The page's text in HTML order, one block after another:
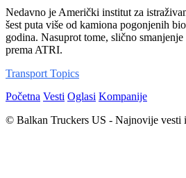
Nedavno je Američki institut za
šest puta više od kamiona pogonjenih
godina. Nasuprot tome, slično
prema ATRI.
Transport Topics
Početna Vesti Oglasi Kompanije
© Balkan Truckers US - Najnovije vesti